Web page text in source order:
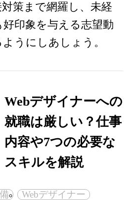
策まで網羅し、未経
印象を与える志望動
うにしあしょう。
Webデザイナーへの
就職は厳しい？仕事
内容や7つの必要な
スキルを解説
Webデザイナー